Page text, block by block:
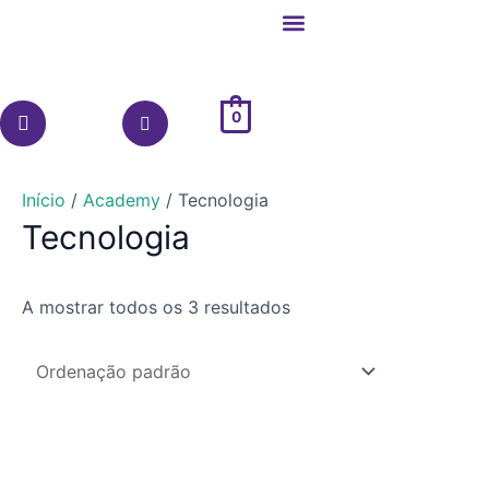
0
Início / Academy / Tecnologia
Tecnologia
A mostrar todos os 3 resultados